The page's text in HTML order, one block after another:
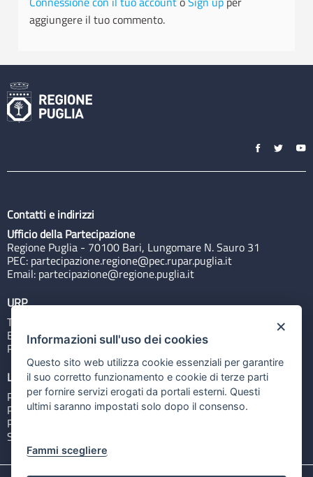
aggiungere il tuo commento.
Contatti e indirizzi
Ufficio della Partecipazione
Regione Puglia - 70100 Bari, Lungomare N. Sauro 31
PEC: partecipazione.regione@pec.rupar.puglia.it
Email: partecipazione@regione.puglia.it
URP
Tel: 800713939
Email:quiregione@regione.puglia.it
Rubrica
Link utili
Portale Istituzionale
PO FESR Puglia 2014-2020
PSR Puglia 2014-2020
Sistema Puglia
×
Informazioni sull'uso dei cookies
Questo sito web utilizza cookie essenziali per garantire
il suo corretto funzionamento e cookie di terze parti
per fornire servizi erogati da portali esterni. Questi
ultimi saranno impostati solo dopo il consenso.
Fammi scegliere